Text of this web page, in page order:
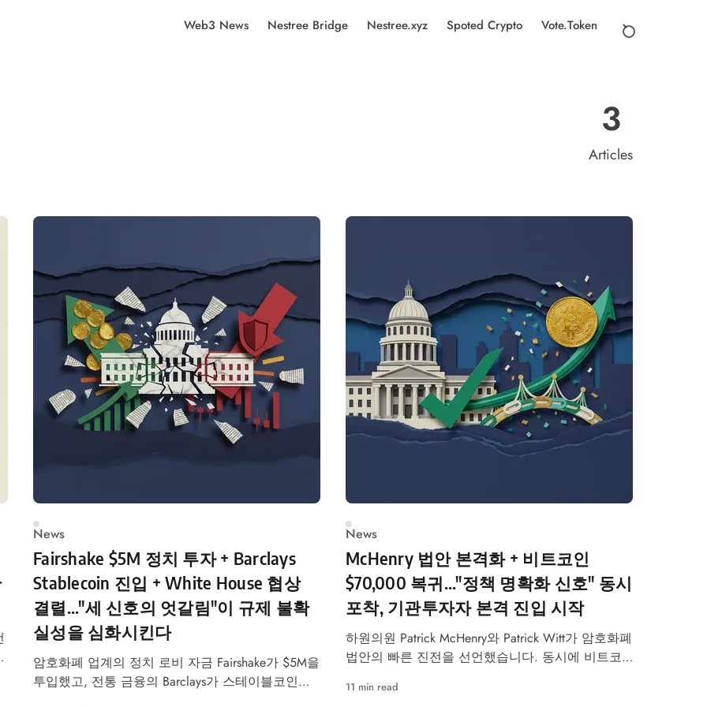
Web3 News Nestree Bridge Nestree.xyz Spoted Crypto Vote.Token
3
Articles
News
Fairshake $5M 정치 투자 + Barclays
Stablecoin 진입 + White House 협상
결렬..."세 신호의 엇갈림"이 규제 불확
실성을 심화시킨다
암호화폐 업계의 정치 로비 자금 Fairshake가 $5M을
투입했고, 전통 금융의 Barclays가 스테이블코인에
News
McHenry 법안 본격화 + 비트코인
$70,000 복귀..."정책 명확화 신호" 동시
포착, 기관투자자 본격 진입 시작
하원의원 Patrick McHenry와 Patrick Witt가 암호화폐
법안의 빠른 진전을 선언했습니다. 동시에 비트코
장에 파고들고 있습니다. Michael Saylor와 Tom Lee
11 min read